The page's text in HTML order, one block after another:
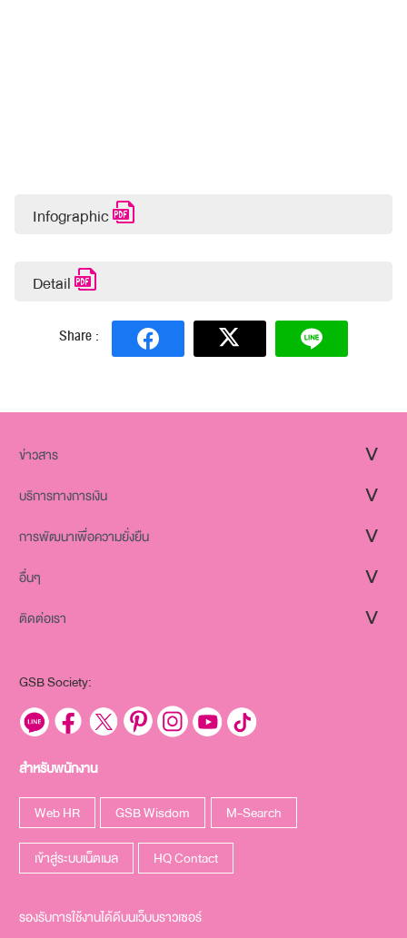
Infographic
Detail
Share :
ข่าวสาร
บริการทางการเงิน
การพัฒนาเพื่อความยั่งยืน
อื่นๆ
ติดต่อเรา
GSB Society:
สำหรับพนักงาน
Web HR GSB Wisdom M-Search
เข้าสู่ระบบเน็ตเมล HQ Contact
รองรับการใช้งานได้ดีบนเว็บบราวเซอร์